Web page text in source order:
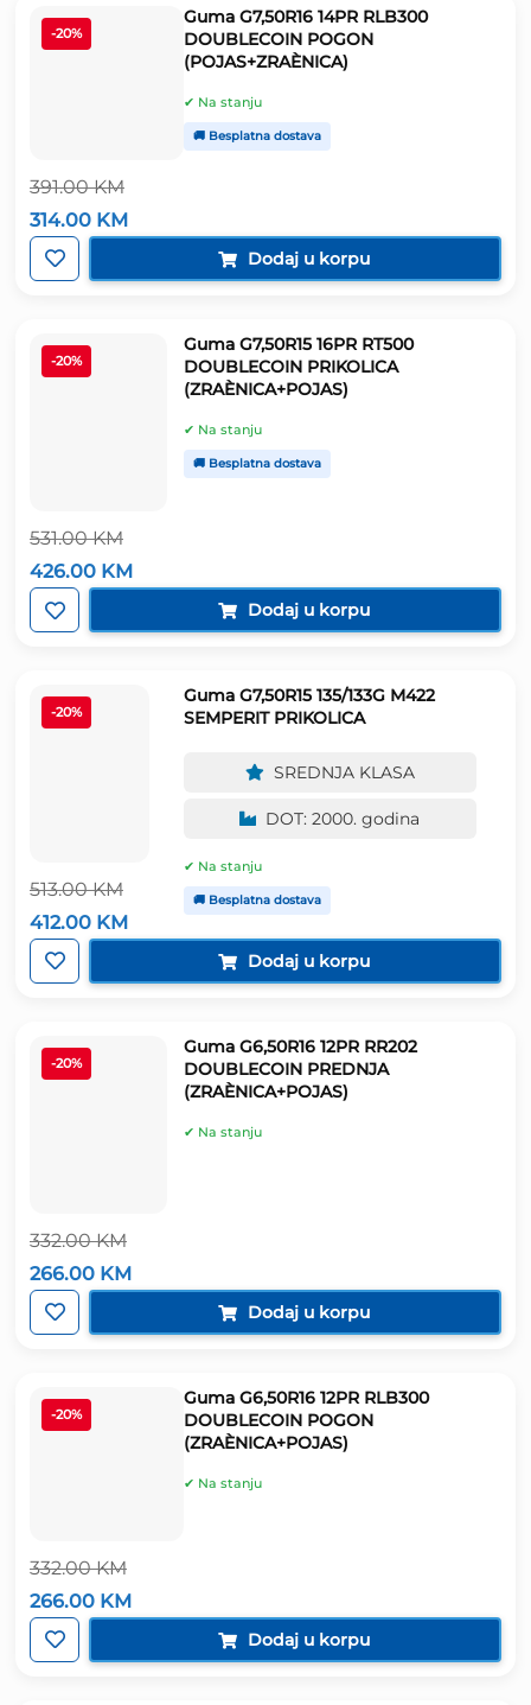
-20%
391.00KM
Izvorna
cijena
bila
je:
314.00 KM
cijena
314.00 KM.
Guma G7,50R16 14PR RLB300
DOUBLECOIN POGON
(POJAS+ZRAÈNICA)
✔ Na stanju
🚚 Besplatna dostava
Dodaj u korpu
-20%
531.00KM
Izvorna
cijena
bila
je:
426.00 KM
cijena
426.00 KM.
Guma G7,50R15 16PR RT500
DOUBLECOIN PRIKOLICA
(ZRAÈNICA+POJAS)
✔ Na stanju
🚚 Besplatna dostava
Dodaj u korpu
-20%
513.00KM
Izvorna
cijena
bila
je:
412.00 KM Trenutna
cijena
412.00 KM.
Guma G7,50R15 135/133G M422
SEMPERIT PRIKOLICA
SREDNJA KLASA
DOT: 2000. godina
✔ Na stanju
🚚 Besplatna dostava
Dodaj u korpu
-20%
332.00KM
Izvorna
cijena
bila
je:
266.00 KM
cijena
266.00 KM.
Guma G6,50R16 12PR RR202
DOUBLECOIN PREDNJA
(ZRAÈNICA+POJAS)
✔ Na stanju
Dodaj u korpu
-20%
332.00KM
Izvorna
cijena
bila
je:
266.00 KM
cijena
266.00 KM.
Guma G6,50R16 12PR RLB300
DOUBLECOIN POGON
(ZRAÈNICA+POJAS)
✔ Na stanju
Dodaj u korpu